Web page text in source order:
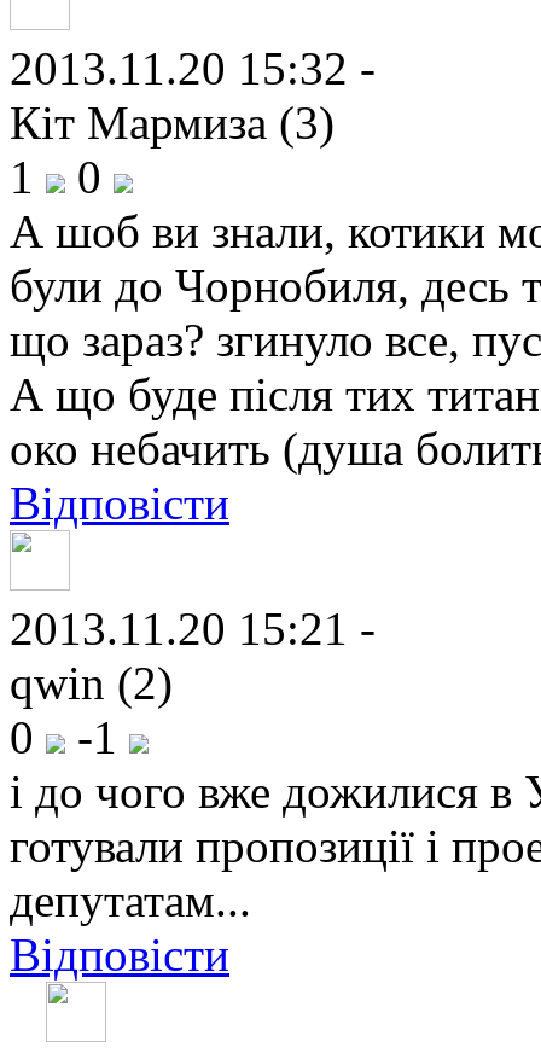
2013.11.20 15:32 -
Кіт Мармиза (3)
1
0
А шоб ви знали, котики
були до Чорнобиля, десь
що зараз? згинуло все,
А що буде після тих
око небачить (душа
Відповісти
2013.11.20 15:21 -
qwin (2)
0
-1
і до чого вже дожилися
готували пропозиції і
депутатам...
Відповісти